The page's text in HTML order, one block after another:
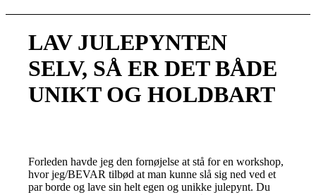
LAV JULEPYNTEN
SELV, SÅ ER DET BÅDE
UNIKT OG HOLDBART
Forleden havde jeg den fornøjelse at stå for en workshop,
hvor jeg/BEVAR tilbød at man kunne slå sig ned ved et
par borde og lave sin helt egen og unikke julepynt. Du